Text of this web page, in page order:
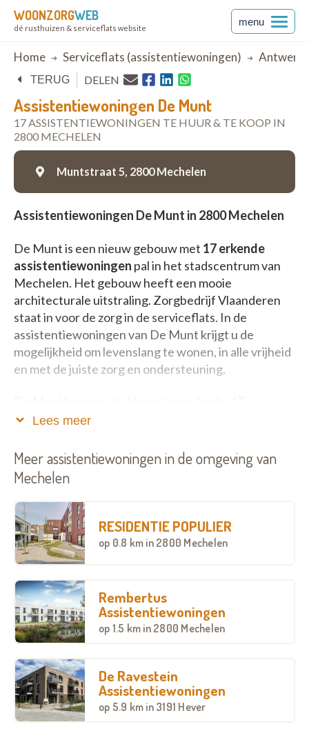
WOONZORGWEB
dé rusthuizen & serviceflats website
menu
Breadcrumb
Home Serviceflats (assistentiewoningen)
Assistentiewoningen De Munt
17 ASSISTENTIEWONINGEN TE HUUR & TE KOOP IN
2800 MECHELEN
TERUG DELEN
Muntstraat 5, 2800 Mechelen
Assistentiewoningen De Munt in 2800 Mechelen
De Munt is een nieuw gebouw met 17 erkende
assistentiewoningen pal in het stadscentrum van
Mechelen. Het gebouw heeft een mooie
architecturale uitstraling. Zorgbedrijf Vlaanderen
staat in voor de zorg in de serviceflats. In de
assistentiewoningen van De Munt krijgt u de
mogelijkheid om levenslang te wonen, in alle vrijheid
en met de juiste zorg en ondersteuning.
appartementen met 1, 2 of 3 ruime slaapkamers. Er
comfort en hebt er een grote leefruimte met een
open en volledig ingerichte keuken, een badkamer
met douche, toilet, lavabo en een aparte berging.
Alle flats hebben een eigen terras of tuin (op het
gelijkvloers). Door het grote schuifraam vooraan
geniet u van veel lichtinval. De flats zijn te koop te
(via de bouwpromotor) of te huur (via Zorgbedrijf).
U wordt ondersteund met een brede waaier aan
zorg- en comfortdiensten. Zo kunt u gerust zijn van
een kwalitatieve dienst- en zorgverlening in een
toegankelijke, drempelluwe omgeving.
Interesse om deze assistentiewoning van
Zorgbedrijf Vlaanderen te bezichtigen? Dat kan!
Bel onze klantendienst 24 op 7 of stuur een bericht
via onderstaand formulier.
Lees meer
Meer assistentiewoningen in de omgeving van
Mechelen
RESIDENTIE POPULIER
op 0.8 km in 2800 Mechelen
Rembertus
Assistentiewoningen
op 1.5 km in 2800 Mechelen
De Ravestein
Assistentiewoningen
op 5.9 km in 3191 Hever